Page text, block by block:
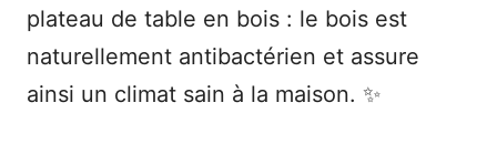
plateau de table en bois : le bois est
naturellement antibactérien et assure
ainsi un climat sain à la maison. ✨